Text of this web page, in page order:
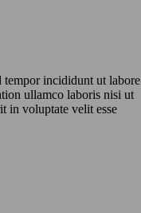
tempor incididunt ut labore
ullamco laboris nisi ut
in voluptate velit esse